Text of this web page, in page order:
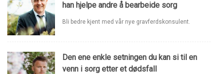
han hjelpe andre å bearbeide sorg
Bli bedre kjent med vår nye gravferdskonsulent.
Den ene enkle setningen du kan si til en
venn i sorg etter et dødsfall